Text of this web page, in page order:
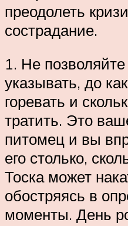
преодолеть
сострадание.
1. Не
указывать, до
горевать и
тратить. Это
питомец и вы
его столько,
Тоска может
обостряясь в
моменты. День